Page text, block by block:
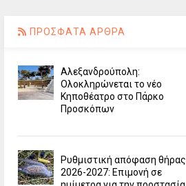
ΠΡΟΣΦΑΤΑ ΑΡΘΡΑ
Αλεξανδρούπολη:
Ολοκληρώνεται το νέο
Κηποθέατρο στο Πάρκο
Προσκόπων
Ρυθμιστική απόφαση θήρας
2026-2027: Επιμονή σε